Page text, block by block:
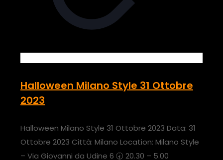
Halloween Milano Style 31 Ottobre
2023
Halloween Milano Style 31 Ottobre 2023 Data: 31
Ottobre 2023 Città: Milano Location: Milano Style
– Via Giovanni da Udine 6 🕣 20.30 – 5.00